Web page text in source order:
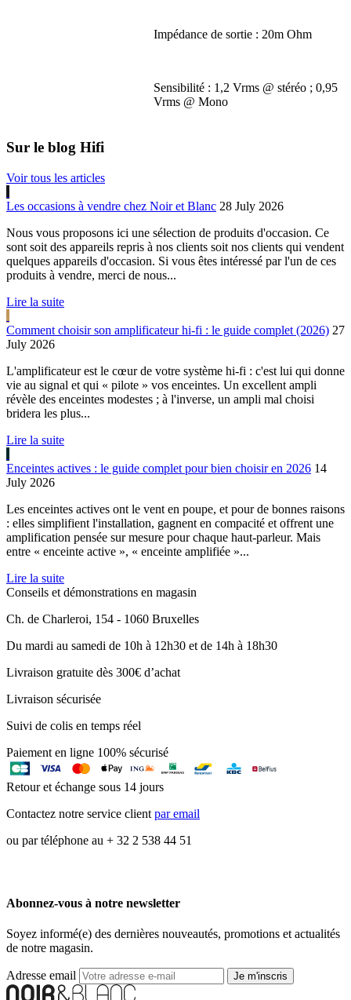
Impédance de sortie : 20m Ohm
Sensibilité : 1,2 Vrms @ stéréo ; 0,95
Vrms @ Mono
Sur le blog Hifi
Voir tous les articles
Les occasions à vendre chez Noir et Blanc 28 July 2026
Nous vous proposons ici une sélection de produits d'occasion. Ce
sont soit des appareils repris à nos clients soit nos clients qui vendent
quelques appareils d'occasion. Si vous êtes intéressé par l'un de ces
produits à vendre, merci de nous...
Lire la suite
Comment choisir son amplificateur hi-fi : le guide complet (2026) 27
July 2026
L'amplificateur est le cœur de votre système hi-fi : c'est lui qui donne
vie au signal et qui « pilote » vos enceintes. Un excellent ampli
révèle des enceintes modestes ; à l'inverse, un ampli mal choisi
bridera les plus...
Lire la suite
Enceintes actives : le guide complet pour bien choisir en 2026 14
July 2026
Les enceintes actives ont le vent en poupe, et pour de bonnes raisons
: elles simplifient l'installation, gagnent en compacité et offrent une
amplification pensée sur mesure pour chaque haut-parleur. Mais
entre « enceinte active », « enceinte amplifiée »...
Lire la suite
Conseils et démonstrations en magasin
Ch. de Charleroi, 154 - 1060 Bruxelles
Du mardi au samedi de 10h à 12h30 et de 14h à 18h30
Livraison gratuite dès 300€ d’achat
Livraison sécurisée
Suivi de colis en temps réel
Paiement en ligne 100% sécurisé
Retour et échange sous 14 jours
Contactez notre service client par email
ou par téléphone au + 32 2 538 44 51
Abonnez-vous à notre newsletter
Soyez informé(e) des dernières nouveautés, promotions et actualités
de notre magasin.
Adresse email Je m'inscris